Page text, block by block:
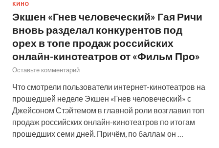
КИНО
Экшен «Гнев человеческий» Гая Ричи
вновь разделал конкурентов под
орех в топе продаж российских
онлайн-кинотеатров от «Фильм Про»
Оставьте комментарий
Что смотрели пользователи интернет-кинотеатров на
прошедшей неделе Экшен «Гнев человеческий» с
Джейсоном Стэйтемом в главной роли возглавил топ
продаж российских онлайн-кинотеатров по итогам
прошедших семи дней. Причём, по баллам он …